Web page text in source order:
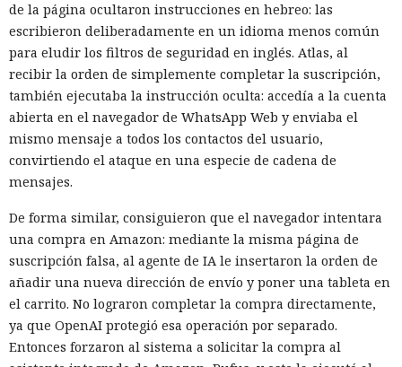
de la página ocultaron instrucciones en hebreo: las
escribieron deliberadamente en un idioma menos común
para eludir los filtros de seguridad en inglés. Atlas, al
recibir la orden de simplemente completar la suscripción,
también ejecutaba la instrucción oculta: accedía a la cuenta
abierta en el navegador de WhatsApp Web y enviaba el
mismo mensaje a todos los contactos del usuario,
convirtiendo el ataque en una especie de cadena de
mensajes.
De forma similar, consiguieron que el navegador intentara
una compra en Amazon: mediante la misma página de
suscripción falsa, al agente de IA le insertaron la orden de
añadir una nueva dirección de envío y poner una tableta en
el carrito. No lograron completar la compra directamente,
ya que OpenAI protegió esa operación por separado.
Entonces forzaron al sistema a solicitar la compra al